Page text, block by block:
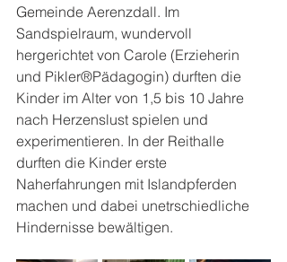
Gemeinde Aerenzdall. Im
Sandspielraum, wundervoll
hergerichtet von Carole (Erzieherin
und Pikler®Pädagogin) durften die
Kinder im Alter von 1,5 bis 10 Jahre
nach Herzenslust spielen und
experimentieren. In der Reithalle
durften die Kinder erste
Naherfahrungen mit Islandpferden
machen und dabei unetrschiedliche
Hindernisse bewältigen.